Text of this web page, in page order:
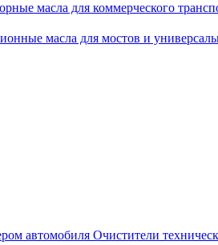
масла для коммерческого
масла для мостов и
автомобиля Очистители